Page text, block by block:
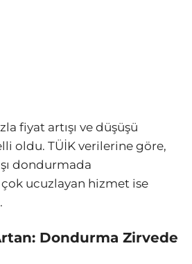
fiyat artışı ve düşüşü
oldu. TÜİK verilerine göre,
dondurmada
ucuzlayan hizmet ise
Dondurma Zirvede